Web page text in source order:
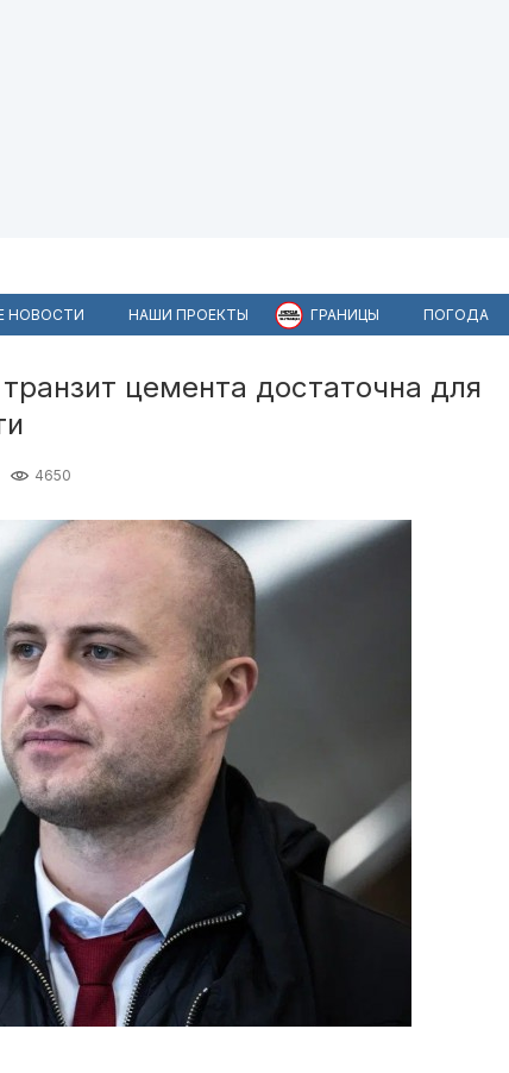
НОВОСТИ НАШИ ПРОЕКТЫ ГРАНИЦЫ ПОГОДА
цемента достаточна для
4650